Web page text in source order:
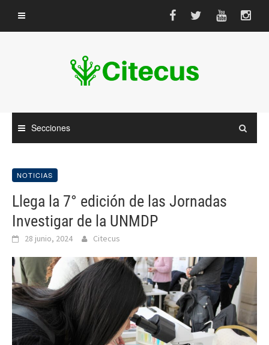
contenido
Secciones
NOTICIAS
Llega la 7° edición de las Jornadas
Investigar de la UNMDP
28 junio, 2024 Citecus